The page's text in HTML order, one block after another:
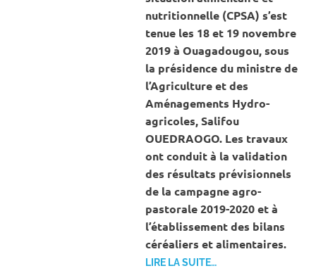
nutritionnelle (CPSA) s’est
tenue les 18 et 19 novembre
2019 à Ouagadougou, sous
la présidence du ministre de
l’Agriculture et des
Aménagements Hydro-
agricoles, Salifou
OUEDRAOGO. Les travaux
ont conduit à la validation
des résultats prévisionnels
de la campagne agro-
pastorale 2019-2020 et à
l’établissement des bilans
céréaliers et alimentaires.
LIRE LA SUITE…